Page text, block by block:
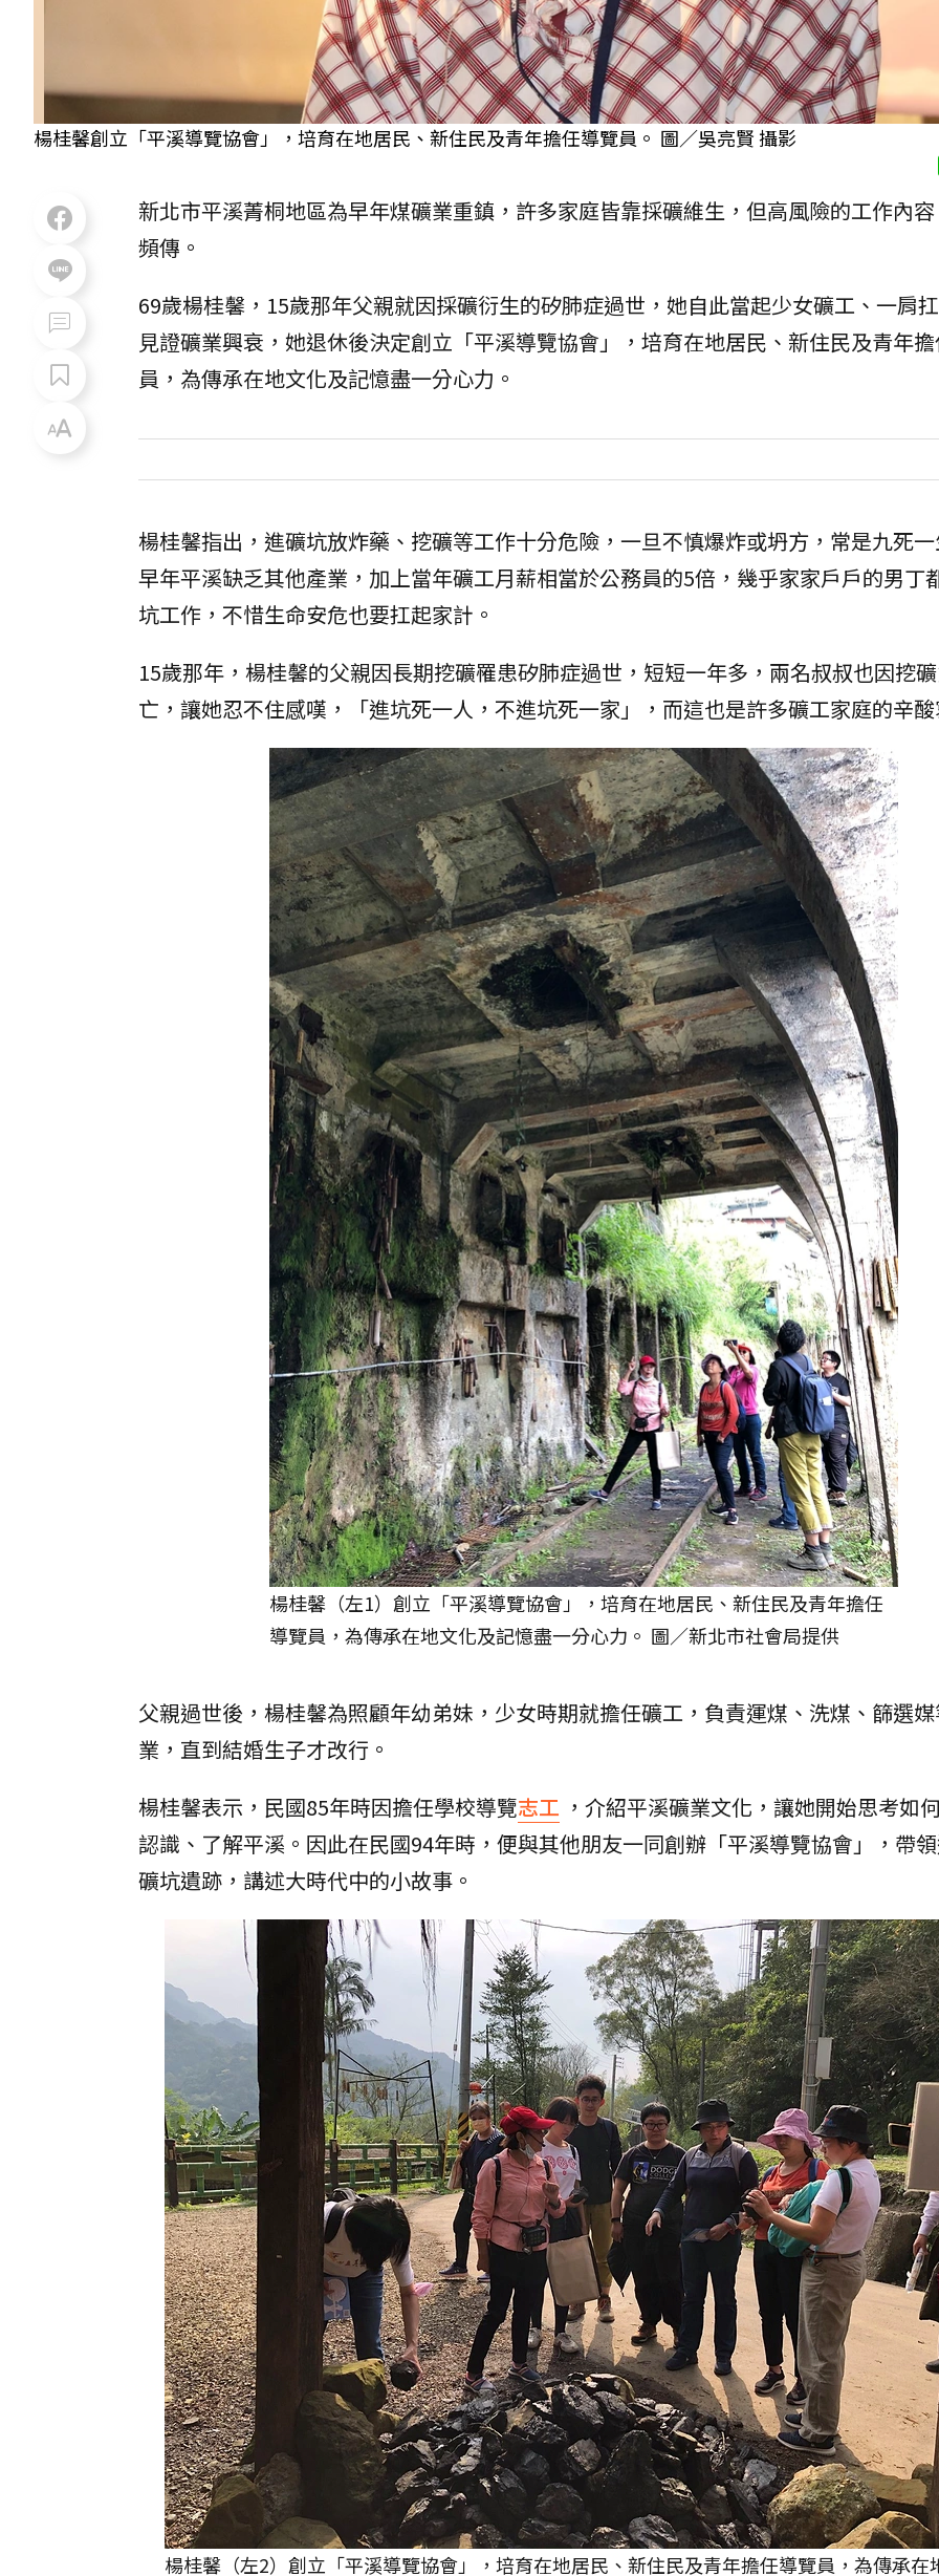
楊桂馨創立「平溪導覽協會」，培育在地居民、新住民及青年擔任導覽員。 圖／吳亮賢 攝影
新北市平溪菁桐地區為早年煤礦業重鎮，許多家庭皆靠採礦維生，但高風險的工作內
頻傳。
69歲楊桂馨，15歲那年父親就因採礦衍生的矽肺症過世，她自此當起少女礦工、一肩
見證礦業興衰，她退休後決定創立「平溪導覽協會」，培育在地居民、新住民及青年
員，為傳承在地文化及記憶盡一分心力。
楊桂馨指出，進礦坑放炸藥、挖礦等工作十分危險，一旦不慎爆炸或坍方，常是九死
早年平溪缺乏其他產業，加上當年礦工月薪相當於公務員的5倍，幾乎家家戶戶的男丁
坑工作，不惜生命安危也要扛起家計。
15歲那年，楊桂馨的父親因長期挖礦罹患矽肺症過世，短短一年多，兩名叔叔也因挖
亡，讓她忍不住感嘆，「進坑死一人，不進坑死一家」，而這也是許多礦工家庭的辛
楊桂馨（左1）創立「平溪導覽協會」，培育在地居民、新住民及青年擔任
導覽員，為傳承在地文化及記憶盡一分心力。 圖／新北市社會局提供
父親過世後，楊桂馨為照顧年幼弟妹，少女時期就擔任礦工，負責運煤、洗煤、篩選
業，直到結婚生子才改行。
楊桂馨表示，民國85年時因擔任學校導覽志工 ，介紹平溪礦業文化，讓她開始思考如
認識、了解平溪。因此在民國94年時，便與其他朋友一同創辦「平溪導覽協會」，帶
礦坑遺跡，講述大時代中的小故事。
楊桂馨（左2）創立「平溪導覽協會」，培育在地居民、新住民及青年擔任導覽員，為傳承在